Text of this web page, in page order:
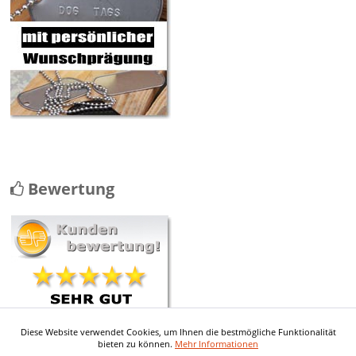
Bewertung
mehr ...
Diese Website verwendet Cookies, um Ihnen die bestmögliche Funktionalität
bieten zu können. Mehr Informationen